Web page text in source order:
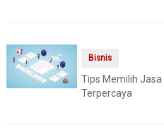
Bisnis
Tips Memilih
Terpercaya